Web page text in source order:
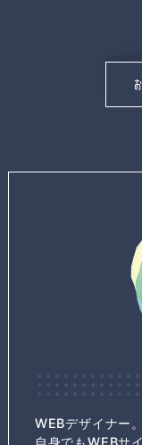
WEBデザイナー
自身でもWEBサ